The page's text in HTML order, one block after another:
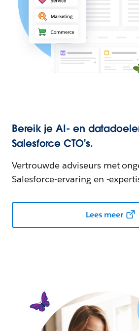
Bereik je AI- en
Salesforce CTO's.
Vertrouwde adviseurs met
Salesforce-ervaring en -
Lees meer